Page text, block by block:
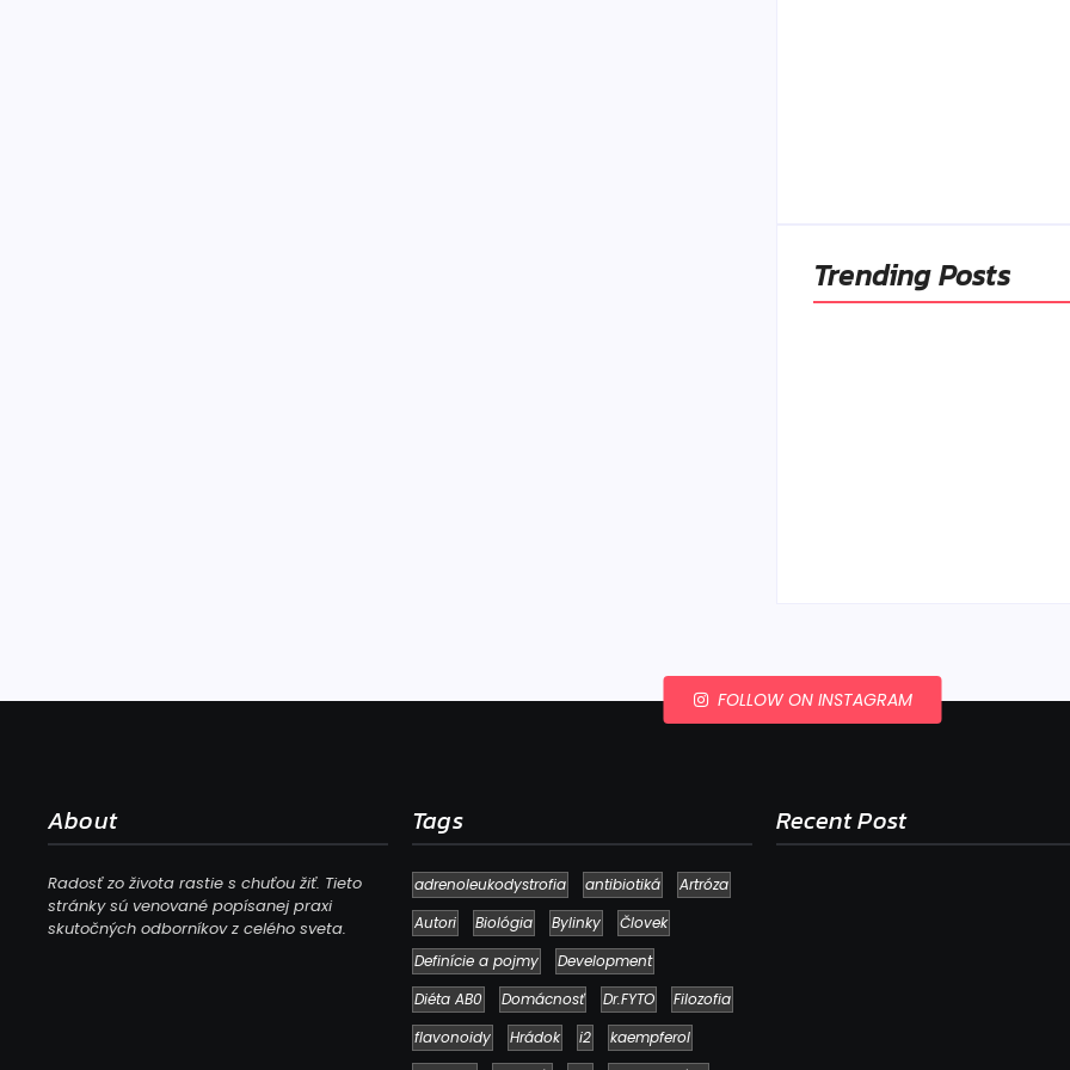
Trending Posts
FOLLOW ON INSTAGRAM
About
Radosť zo života rastie s chuťou žiť. Tieto
stránky sú venované popísanej praxi
skutočných odborníkov z celého sveta.
Tags
adrenoleukodystrofia antibiotiká
Artróza
Autori
Biológia Bylinky
Človek
Definície a pojmy
Development
Diéta AB0
Domácnosť Dr.FYTO
Filozofia
flavonoidy
Hrádok i2
kaempferol
Recent Post